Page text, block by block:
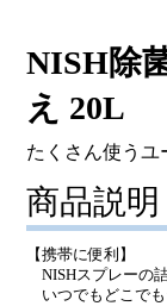
NISH除
え 20L
たくさん使うユ
商品説明
【携帯に便利】
NISHスプレーの
いつでもどこでも